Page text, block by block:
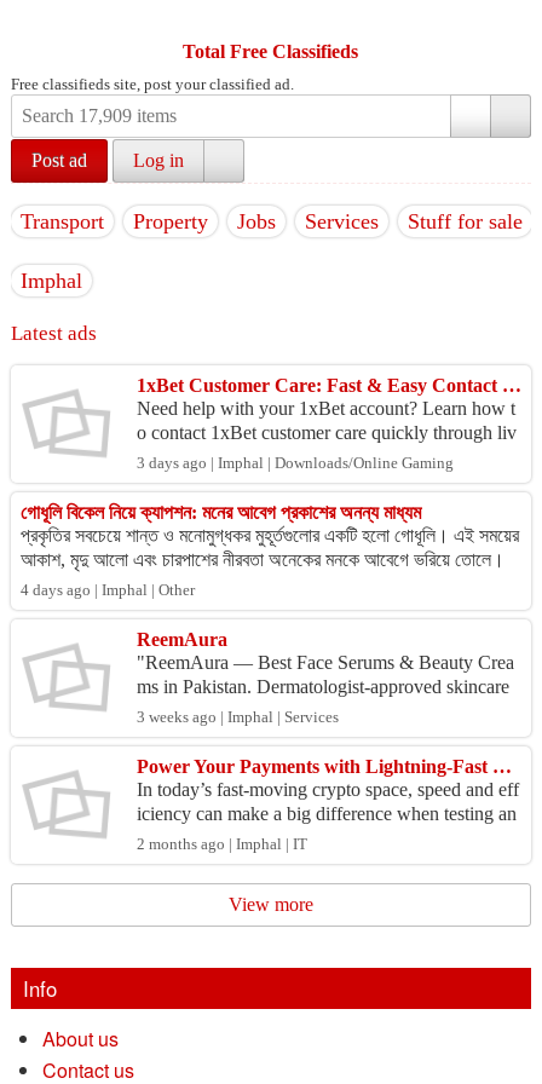
Total Free Classifieds
Free classifieds site, post your classified ad.
Post ad Log in
Transport Property Jobs Services Stuff for sale
Imphal
Latest ads
1xBet Customer Care: Fast & Easy Contact Guide
Need help with your 1xBet account? Learn how t
o contact 1xBet customer care quickly through liv
e chat, email, and other official support channels.
htt...
3 days ago | Imphal | Downloads/Online Gaming
গোধূলি বিকেল নিয়ে ক্যাপশন: মনের আবেগ প্রকাশের অনন্য মাধ্যম
প্রকৃতির সবচেয়ে শান্ত ও মনোমুগ্ধকর মুহূর্তগুলোর একটি হলো গোধূলি। এই সময়ের
আকাশ, মৃদু আলো এবং চারপাশের নীরবতা অনেকের মনকে আবেগে ভরিয়ে তোলে।
তাই সামা...
4 days ago | Imphal | Other
ReemAura
"ReemAura — Best Face Serums & Beauty Crea
ms in Pakistan. Dermatologist-approved skincare
made with 100% natural ingredients. Free delivery
across Pak...
3 weeks ago | Imphal | Services
Power Your Payments with Lightning-Fast USDT Transactions
In today’s fast-moving crypto space, speed and eff
iciency can make a big difference when testing an
d managing digital transaction workflows. This Fl
as...
2 months ago | Imphal | IT
View more
Info
About us
Contact us